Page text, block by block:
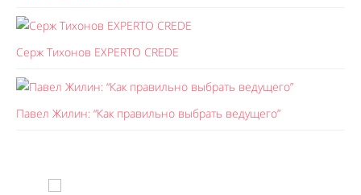
Серж Тихонов EXPERTO CREDE
Павел Жилин: “Как правильно выбрать ведущего”